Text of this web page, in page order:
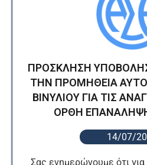
ΠΡΟΣΚΛΗΣΗ
ΤΗΝ ΠΡΟΜΗΘΕΙΑ
ΒΙΝΥΛΙΟΥ ΓΙΑ ΤΙΣ
ΟΡΘΗ
14/07/
Σας ενημερώνουμε ότι